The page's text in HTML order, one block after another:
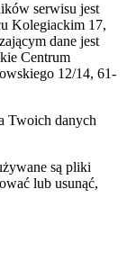
serwisu jest
Kolegiackim 17,
dane jest
Centrum
12/14, 61-
Twoich danych
są pliki
lub usunąć,